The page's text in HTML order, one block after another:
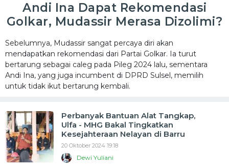
Andi Ina Dapat Rekomendasi
Golkar, Mudassir Merasa Dizolimi?
Sebelumnya, Mudassir sangat percaya diri akan
mendapatkan rekomendasi dari Partai Golkar. Ia turut
bertarung sebagai caleg pada Pileg 2024 lalu, sementara
Andi Ina, yang juga incumbent di DPRD Sulsel, memilih
untuk tidak ikut bertarung kembali.
Perbanyak Bantuan Alat Tangkap,
Ulfa - MHG Bakal Tingkatkan
Kesejahteraan Nelayan di Barru
20 Oktober 2024 19:18
Dewi Yuliani